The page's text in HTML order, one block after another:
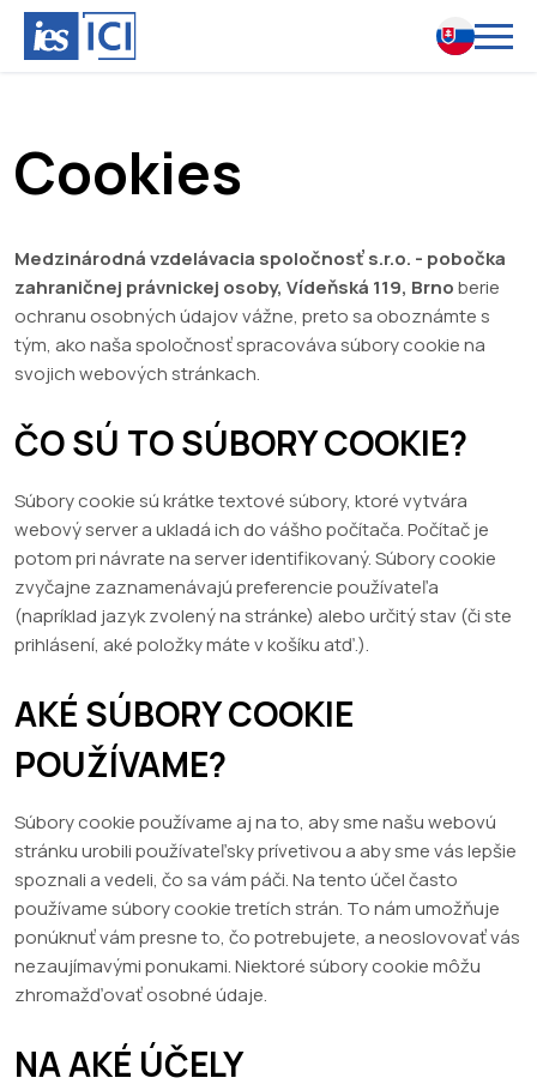
Cookies
Medzinárodná vzdelávacia spoločnosť s.r.o. - pobočka
zahraničnej právnickej osoby, Vídeňská 119, Brnoberie
ochranu osobných údajov vážne, preto sa oboznámte s
tým, ako naša spoločnosť spracováva súbory cookie na
svojich webových stránkach.
ČO SÚ TO SÚBORY COOKIE?
Súbory cookie sú krátke textové súbory, ktoré vytvára
webový server a ukladá ich do vášho počítača. Počítač je
potom pri návrate na server identifikovaný. Súbory cookie
zvyčajne zaznamenávajú preferencie používateľa
(napríklad jazyk zvolený na stránke) alebo určitý stav (či ste
prihlásení, aké položky máte v košíku atď.).
AKÉ SÚBORY COOKIE
POUŽÍVAME?
Súbory cookie používame aj na to, aby sme našu webovú
stránku urobili používateľsky prívetivou a aby sme vás lepšie
spoznali a vedeli, čo sa vám páči. Na tento účel často
používame súbory cookie tretích strán. To nám umožňuje
ponúknuť vám presne to, čo potrebujete, a neoslovovať vás
nezaujímavými ponukami. Niektoré súbory cookie môžu
zhromažďovať osobné údaje.
NA AKÉ ÚČELY